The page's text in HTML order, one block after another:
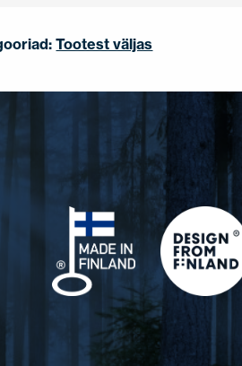
Tootest väljas